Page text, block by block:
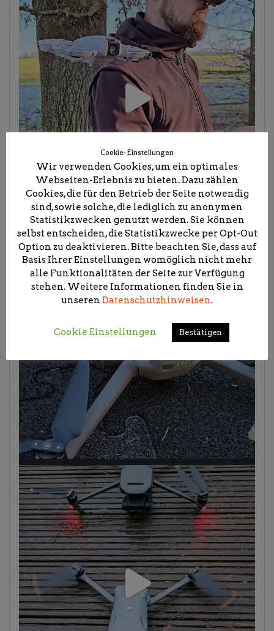
Cookie-Einstellungen
Wir verwenden Cookies, um ein optimales
Webseiten-Erlebnis zu bieten. Dazu zählen
Cookies, die für den Betrieb der Seite notwendig
sind, sowie solche, die lediglich zu anonymen
Statistikzwecken genutzt werden. Sie können
selbst entscheiden, die Statistikzwecke per Opt-Out
Option zu deaktivieren. Bitte beachten Sie, dass auf
Basis Ihrer Einstellungen womöglich nicht mehr
alle Funktionalitäten der Seite zur Verfügung
stehen. Weitere Informationen finden Sie in
unseren Datenschutzhinweisen.
Cookie Einstellungen Bestätigen